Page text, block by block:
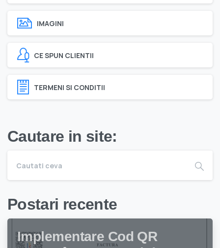
IMAGINI
CE SPUN CLIENTII
TERMENI SI CONDITII
Cautare in site:
Postari recente
Implementare Cod QR